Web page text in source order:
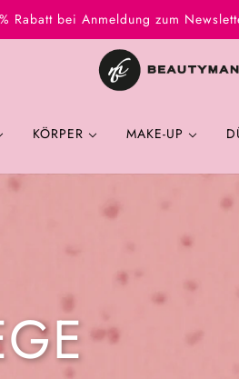
Rabatt bei Anmeldung zum
KÖRPER MAKE-UP